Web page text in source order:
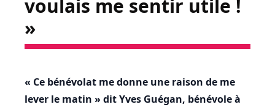
voulais me sentir utile !
»
« Ce bénévolat me donne une raison de me
lever le matin » dit Yves Guégan, bénévole à